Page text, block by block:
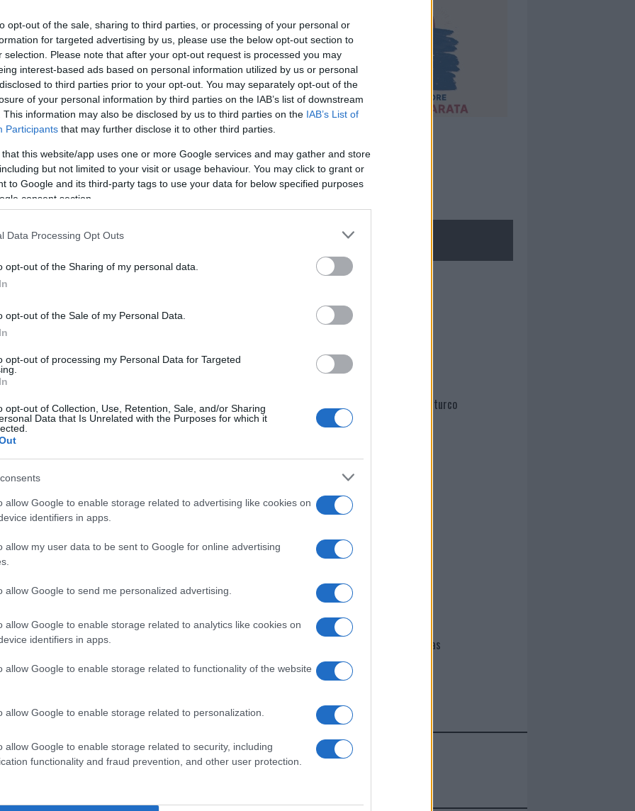
opt-out of the sale, sharing to third parties, or processing of your personal or
for targeted advertising by us, please use the below opt-out section to
selection. Please note that after your opt-out request is processed you may
interest-based ads based on personal information utilized by us or personal
to third parties prior to your opt-out. You may separately opt-out of the
of your personal information by third parties on the IAB’s list of downstream
This information may also be disclosed by us to third parties on the IAB’s List of
Participants that may further disclose it to other third parties.
that this website/app uses one or more Google services and may gather and store
but not limited to your visit or usage behaviour. You may click to grant or
to Google and its third-party tags to use your data for below specified purposes
consent section.
Data Processing Opt Outs
opt-out of the Sharing of my personal data.
opt-out of the Sale of my Personal Data.
opt-out of processing my Personal Data for Targeted
opt-out of Collection, Use, Retention, Sale, and/or Sharing
Data that Is Unrelated with the Purposes for which it
allow Google to enable storage related to advertising like cookies on
identifiers in apps.
allow my user data to be sent to Google for online advertising
allow Google to send me personalized advertising.
allow Google to enable storage related to analytics like cookies on
identifiers in apps.
allow Google to enable storage related to functionality of the website
allow Google to enable storage related to personalization.
allow Google to enable storage related to security, including
functionality and fraud prevention, and other user protection.
approfittato dei momenti in cui restava solo
parti intime. In particolare la notte, quando la
e lasciandogli campo libero. Gli abusi
mese. Alla denuncia della 12enne, che risale
suo incubo, sono seguita dalle indagini
procedimento penale in cui la vittima si è
vittime di abusi: i casi sono
si legge su La Nuova Sardegna, è
di Sassari, e pur dichiarandosi
a giudizio.
su 2 ragazzi di disabili, operatore
nella sezioneLogindal menù del sito o
Prossimo articolo
NECROLOGIE
Martina Agostina Diturco
I nostri cari
I nostri cari
Giovannimaria Cabras
Invia un Comunicato Stampa|Pubblicità|Segnala